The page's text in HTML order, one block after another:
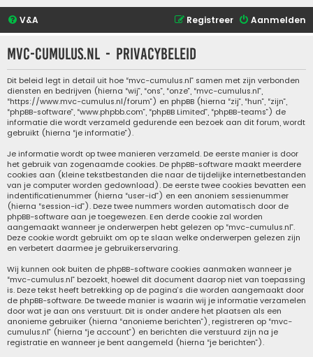
V&A Aanmelden
Registreer
mvc-cumulus.nl - Privacybeleid
Dit beleid legt in detail uit hoe “mvc-cumulus.nl” samen met zijn verbonden
diensten en bedrijven (hierna “wij”, “ons”, “onze”, “mvc-cumulus.nl”,
“https://www.mvc-cumulus.nl/forum”) en phpBB (hierna “zij”, “hun”, “zijn”,
“phpBB-software”, “www.phpbb.com”, “phpBB Limited”, “phpBB-teams”) de
informatie die wordt verzameld gedurende een bezoek aan dit forum, wordt
gebruikt (hierna “je informatie”).
Je informatie wordt op twee manieren verzameld. De eerste manier is door
het gebruik van zogenaamde cookies. De phpBB-software maakt meerdere
cookies aan (kleine tekstbestanden die naar de tijdelijke internetbestanden
van je computer worden gedownload). De eerste twee cookies bevatten een
indentificatienummer (hierna “user-id”) en een anoniem sessienummer
(hierna “session-id”). Deze twee nummers worden automatisch door de
phpBB-software aan je toegewezen. Een derde cookie zal worden
aangemaakt wanneer je onderwerpen hebt gelezen op “mvc-cumulus.nl”.
Deze cookie wordt gebruikt om op te slaan welke onderwerpen gelezen zijn
en verbetert daarmee je gebruikerservaring.
Wij kunnen ook buiten de phpBB-software cookies aanmaken wanneer je
“mvc-cumulus.nl” bezoekt, hoewel dit document daarop niet van toepassing
is. Deze tekst heeft betrekking op de pagina’s die worden aangemaakt door
de phpBB-software. De tweede manier is waarin wij je informatie verzamelen
door wat je aan ons verstuurt. Dit is onder andere het plaatsen als een
anonieme gebruiker (hierna “anonieme berichten”), registreren op “mvc-
cumulus.nl” (hierna “je account”) en berichten die verstuurd zijn na je
registratie en wanneer je bent aangemeld (hierna “je berichten”).